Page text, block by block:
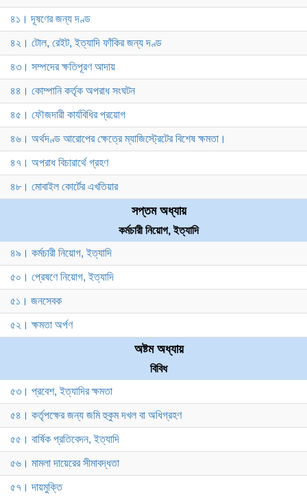
৪১। দূষণের জন্য দণ্ড
৪২। টোল, রেইট, ইত্যাদি ফাঁকির জন্য দণ্ড
৪৩। সম্পদের ক্ষতিপূরণ আদায়
৪৪। কোম্পানি কর্তৃক অপরাধ সংঘটন
৪৫। ফৌজদারী কার্যবিধির প্রয়োগ
৪৬। অর্থদণ্ড আরোপের ক্ষেত্রে ম্যাজিস্ট্রেটের বিশেষ ক্ষমতা।
৪৭। অপরাধ বিচারার্থে গ্রহণ
৪৮। মোবাইল কোর্টের এখতিয়ার
সপ্তম অধ্যায়
কর্মচারী নিয়োগ, ইত্যাদি
৪৯। কর্মচারী নিয়োগ, ইত্যাদি
৫০। প্রেষণে নিয়োগ, ইত্যাদি
৫১। জনসেবক
৫২। ক্ষমতা অর্পণ
অষ্টম অধ্যায়
বিবিধ
৫৩। প্রবেশ, ইত্যাদির ক্ষমতা
৫৪। কর্তৃপক্ষের জন্য জমি হুকুম দখল বা অধিগ্রহণ
৫৫। বার্ষিক প্রতিবেদন, ইত্যাদি
৫৬। মামলা দায়েরের সীমাবদ্ধতা
৫৭। দায়মুক্তি